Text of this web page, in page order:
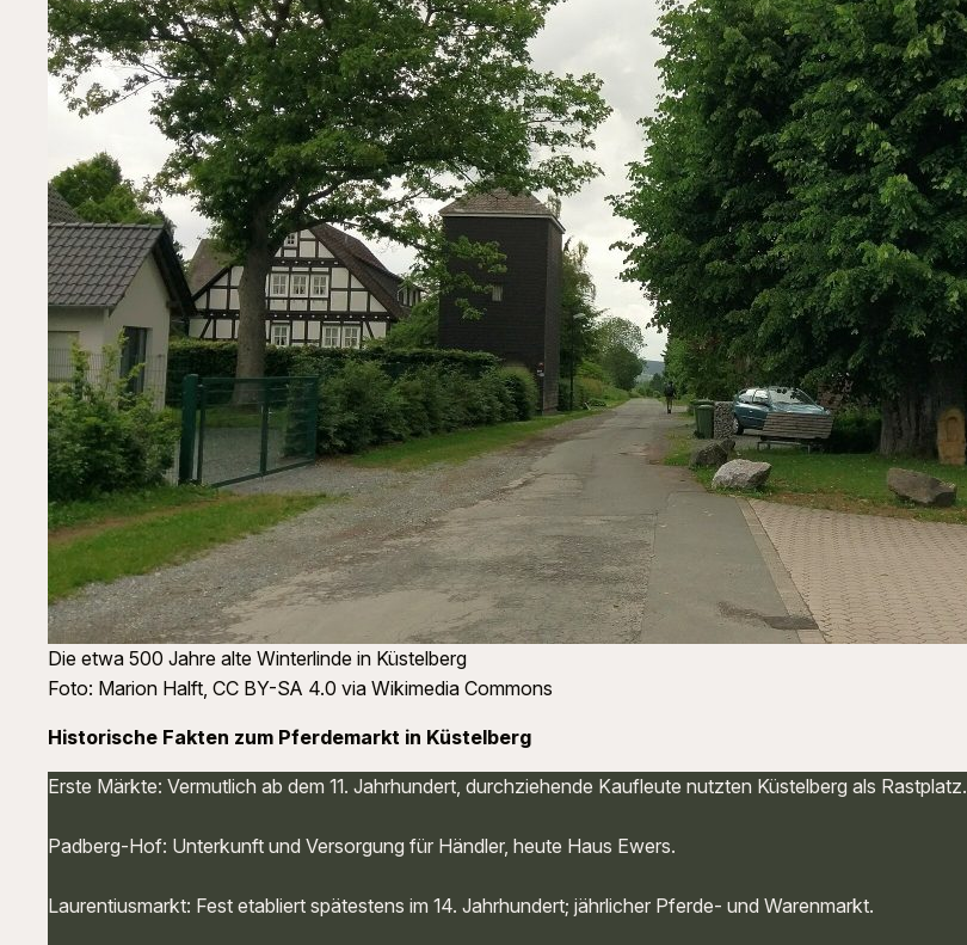
Die etwa 500 Jahre alte Winterlinde in Küstelberg
Foto: Marion Halft, CC BY-SA 4.0 via Wikimedia Commons
Historische Fakten zum Pferdemarkt in Küstelberg
Erste Märkte: Vermutlich ab dem 11. Jahrhundert, durchziehende Kaufleute nutzten Küstelberg als Rastplatz.
Padberg-Hof: Unterkunft und Versorgung für Händler, heute Haus Ewers.
Laurentiusmarkt: Fest etabliert spätestens im 14. Jahrhundert; jährlicher Pferde- und Warenmarkt.